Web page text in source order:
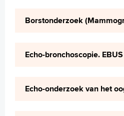
English
Polski
Borstonderzoek
Echo-bronchoscopie. EBUS
Echo-onderzoek van het